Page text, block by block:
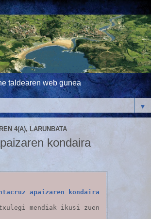
taldearen web gunea
▼
4(A), LARUNBATA
kondaira
apaizaren kondaira
mendiak ikusi zuen